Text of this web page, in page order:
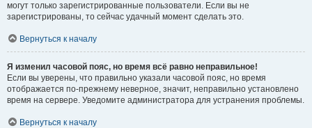
могут только зарегистрированные пользователи. Если вы не
зарегистрированы, то сейчас удачный момент сделать это.
Вернуться к началу
Я изменил часовой пояс, но время всё равно неправильное!
Если вы уверены, что правильно указали часовой пояс, но время
отображается по-прежнему неверное, значит, неправильно установлено
время на сервере. Уведомите администратора для устранения проблемы.
Вернуться к началу